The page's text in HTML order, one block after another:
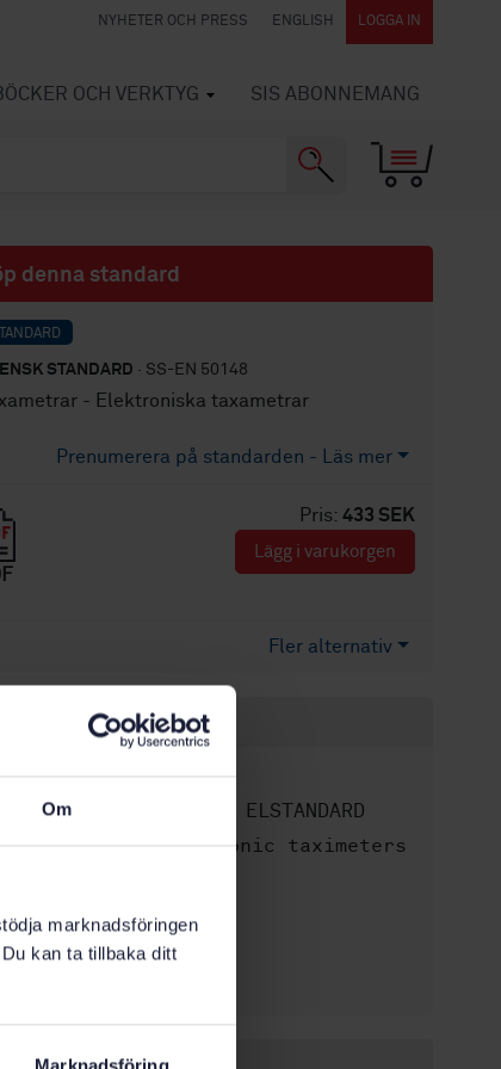
Om
marknadsföringen
kan ta tillbaka ditt
NYHETER OCH PRESS ENGLISH LOGGA IN
OCH VERKTYG SIS ABONNEMANG
denna standard
STANDARD · SS-EN 50148
- Elektroniska taxametrar
Prenumerera på standarden - Läs mer
Pris: 433 SEK
Lägg i varukorgen
Fler alternativ
Engelska
av: SEK SVENSK ELSTANDARD
titel:Electronic taximeters
1
1995-10-27